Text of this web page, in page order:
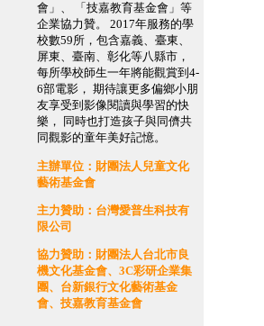
會」、 「技嘉教育基金會」等
企業協力贊。 2017年服務的學
校數59所，包含嘉義、臺東、
屏東、臺南、彰化等八縣市，
每所學校師生一年將能觀賞到4-
6部電影， 期待讓更多偏鄉小朋
友享受到影像閱讀與學習的快
樂， 同時也打造孩子與同儕共
同觀影的童年美好記憶。
主辦單位：財團法人兒童文化
藝術基金會
主力贊助：台灣愛普生科技有
限公司
協力贊助：財團法人台北市良
機文化基金會、3C彩研企業集
團、台新銀行文化藝術基金
會、技嘉教育基金會